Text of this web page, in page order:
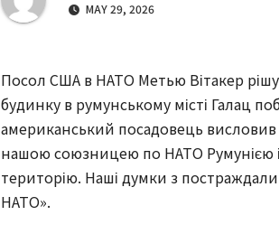
MAY 29, 2026
Посол США в НАТО Метью Вітакер
будинку в румунському місті Галац
американський посадовець висловив
нашою союзницею по НАТО Румунією і
територію. Наші думки з
НАТО».